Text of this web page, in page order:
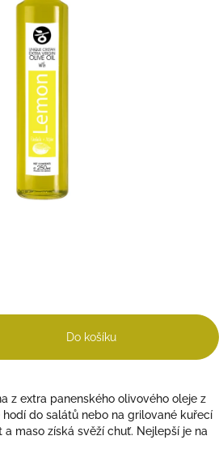
Do košíku
z extra panenského olivového oleje z
do salátů nebo na grilované kuřecí
maso získá svěží chuť. Nejlepší je na